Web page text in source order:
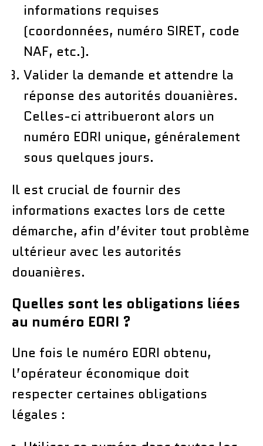
informations requises
(coordonnées, numéro SIRET, code
NAF, etc.).
Valider la demande et attendre la
réponse des autorités douanières.
Celles-ci attribueront alors un
numéro EORI unique, généralement
sous quelques jours.
Il est crucial de fournir des
informations exactes lors de cette
démarche, afin d’éviter tout problème
ultérieur avec les autorités
douanières.
Quelles sont les obligations liées
au numéro EORI ?
Une fois le numéro EORI obtenu,
l’opérateur économique doit
respecter certaines obligations
légales :